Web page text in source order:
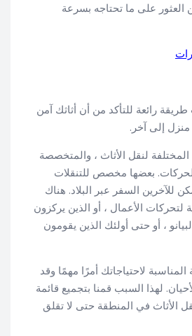
العثور على ما تحتاجه بسرعة
رائعة للتأكد من أن أثاثك آمن
إلى آخر.
المختلفة لنقل الأثاث ، والمتخصصة
بعضها مخصص للتنقلات
للآخرين السفر عبر البلاد. هناك
الأعمال ، أو الذين يركزون
، أو حتى أولئك الذين يقومون
لاحتياجاتك أمرًا مهمًا وقد
لهذا السبب قمنا بتجميع قائمة
في المنطقة حتى لا تقلق